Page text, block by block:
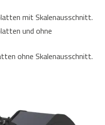
mit Skalenausschnitt.
und ohne
ohne Skalenausschnitt.